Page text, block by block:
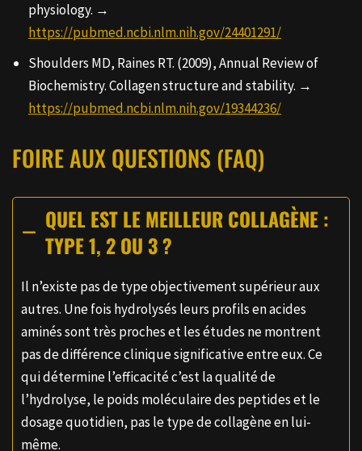
physiology. →
https://pubmed.ncbi.nlm.nih.gov/24401291/
Shoulders MD, Raines RT. (2009), Annual Review of
Biochemistry. Collagen structure and stability. →
https://pubmed.ncbi.nlm.nih.gov/19344236/
FOIRE AUX QUESTIONS (FAQ)
QUEL EST LE MEILLEUR COLLAGÈNE :
TYPE 1, 2 OU 3 ?
Il n’existe pas de type objectivement supérieur aux
autres. Une fois hydrolysés leurs profils en acides
aminés sont très proches et les études ne montrent
pas de différence clinique significative entre eux. Ce
qui détermine l’efficacité c’est la qualité de
l’hydrolyse, le poids moléculaire des peptides et le
dosage quotidien, pas le type de collagène en lui-
même.